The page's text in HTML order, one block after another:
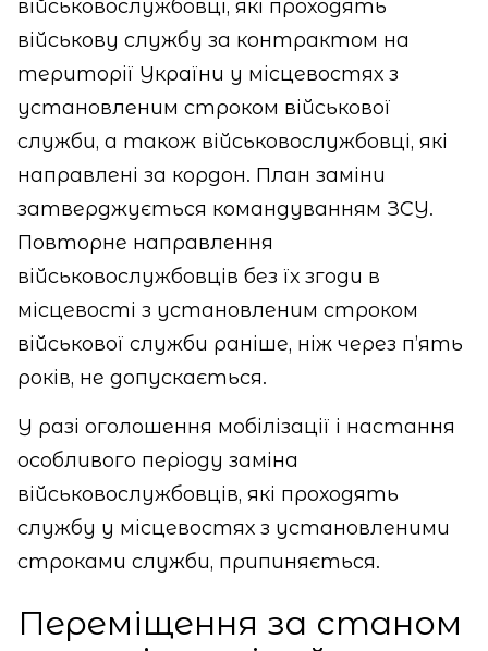
військовослужбовці, які проходять
військову службу за контрактом на
території України у місцевостях з
установленим строком військової
служби, а також військовослужбовці, які
направлені за кордон. План заміни
затверджується командуванням ЗСУ.
Повторне направлення
військовослужбовців без їх згоди в
місцевості з установленим строком
військової служби раніше, ніж через п’ять
років, не допускається.
У разі оголошення мобілізації і настання
особливого періоду заміна
військовослужбовців, які проходять
службу у місцевостях з установленими
строками служби, припиняється.
Переміщення за станом